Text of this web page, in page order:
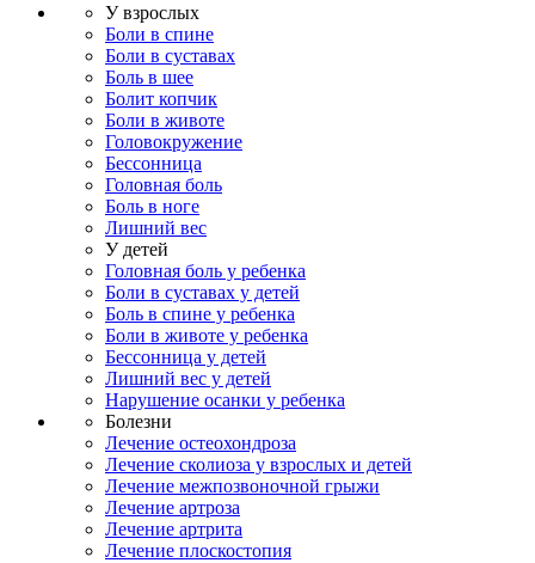
У взрослых
Боли в спине
Боли в суставах
Боль в шее
Болит копчик
Боли в животе
Головокружение
Бессонница
Головная боль
Боль в ноге
Лишний вес
У детей
Головная боль у ребенка
Боли в суставах у детей
Боль в спине у ребенка
Боли в животе у ребенка
Бессонница у детей
Лишний вес у детей
Нарушение осанки у ребенка
Болезни
Лечение остеохондроза
Лечение сколиоза у взрослых и детей
Лечение межпозвоночной грыжи
Лечение артроза
Лечение артрита
Лечение плоскостопия